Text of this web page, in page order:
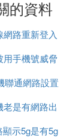
。
項，點擊進
入下一步。
路處於未開
的資料
網路重新登入
用手機號威脅
麼辦
聯通網路設置
老是有網路出
問題
示5g是有5g